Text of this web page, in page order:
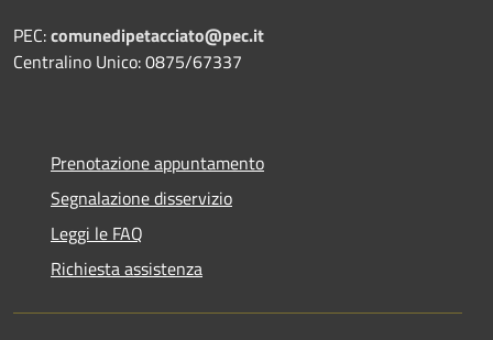
PEC:comunedipetacciato@pec.it
Centralino Unico: 0875/67337
Prenotazione appuntamento
Segnalazione disservizio
Leggi le FAQ
Richiesta assistenza